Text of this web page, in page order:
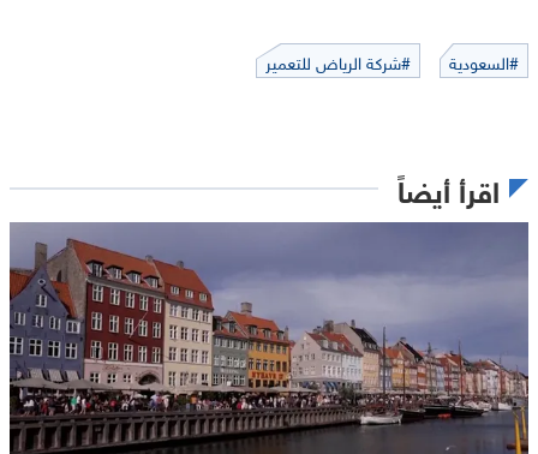
#السعودية #شركة الرياض للتعمير
اقرأ أيضاً